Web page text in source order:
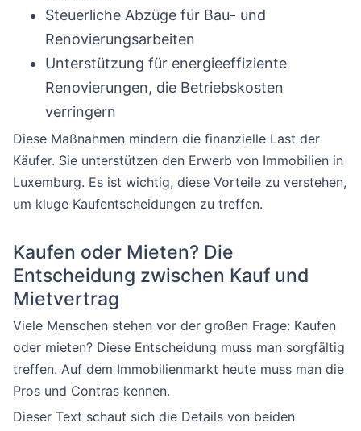
Steuerliche Abzüge für Bau- und
Renovierungsarbeiten
Unterstützung für energieeffiziente
Renovierungen, die Betriebskosten
verringern
Diese Maßnahmen mindern die finanzielle Last der
Käufer. Sie unterstützen den Erwerb von Immobilien in
Luxemburg. Es ist wichtig, diese Vorteile zu verstehen,
um kluge Kaufentscheidungen zu treffen.
Kaufen oder Mieten? Die
Entscheidung zwischen Kauf und
Mietvertrag
Viele Menschen stehen vor der großen Frage: Kaufen
oder mieten? Diese Entscheidung muss man sorgfältig
treffen. Auf dem Immobilienmarkt heute muss man die
Pros und Contras kennen.
Dieser Text schaut sich die Details von beiden